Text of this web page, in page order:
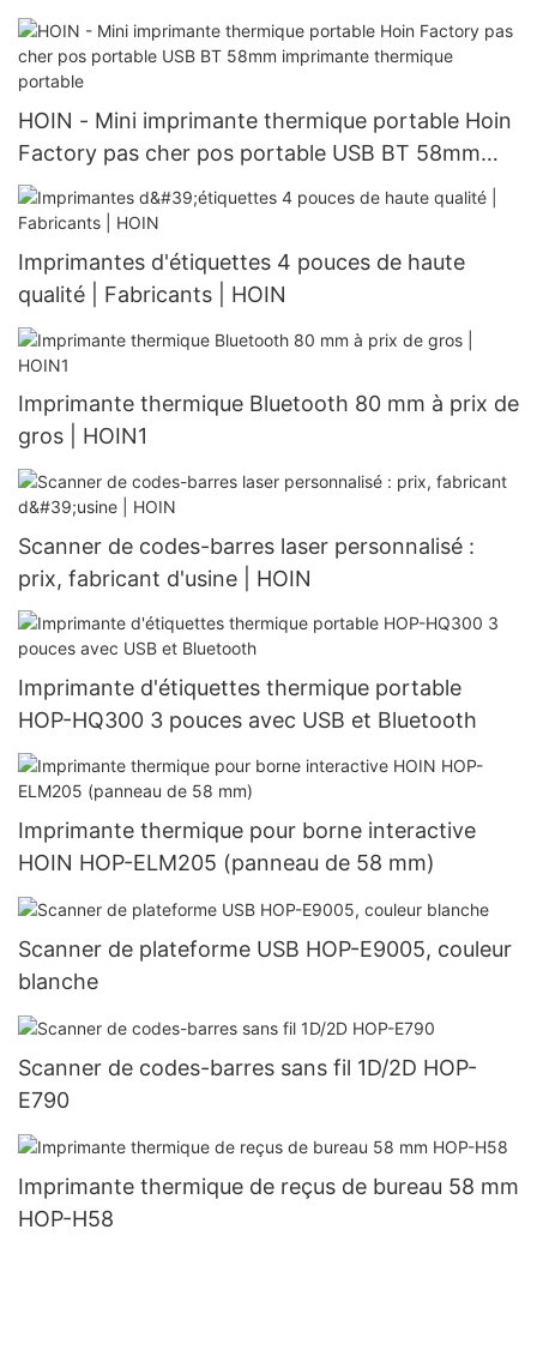
magasin de vêtements, restaurant, supermarché
HOIN - Mini imprimante thermique portable Hoin
Factory pas cher pos portable USB BT 58mm
imprimante thermique portable
Imprimantes d'étiquettes 4 pouces de haute
qualité | Fabricants | HOIN
Imprimante thermique Bluetooth 80 mm à prix de
gros | HOIN1
Scanner de codes-barres laser personnalisé :
prix, fabricant d'usine | HOIN
Imprimante d'étiquettes thermique portable
HOP-HQ300 3 pouces avec USB et Bluetooth
Imprimante thermique pour borne interactive
HOIN HOP-ELM205 (panneau de 58 mm)
Scanner de plateforme USB HOP-E9005, couleur
blanche
Scanner de codes-barres sans fil 1D/2D HOP-
E790
Imprimante thermique de reçus de bureau 58 mm
HOP-H58